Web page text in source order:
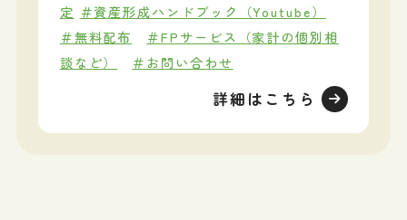
定 ＃資産形成ハンドブック（Youtube）
＃無料配布
＃FPサービス（家計の個別相
談など）
＃お問い合わせ
詳細はこちら